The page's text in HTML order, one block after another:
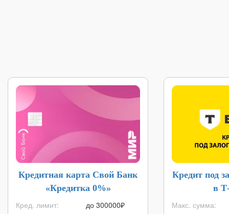
Кредитная карта Свой Банк
«Кредитка 0%»
Кред. лимит:
до 300000₽
Кредит под
в
Макс. сумма: